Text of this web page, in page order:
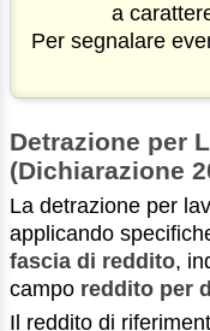
a
Per segnalare
Detrazione per
(Dichiarazione
La detrazione per
applicando
fascia di reddito,
campo reddito per
Il reddito di